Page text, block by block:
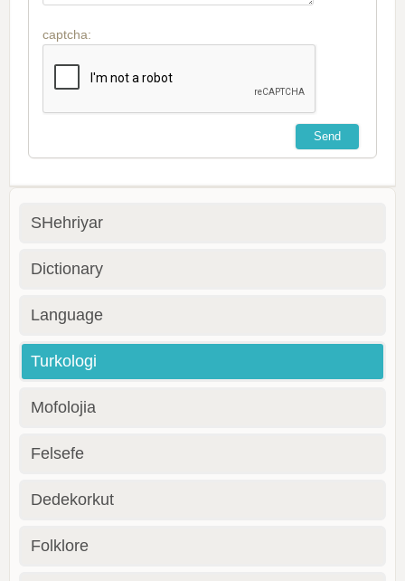
captcha:
SHehriyar
Dictionary
Language
Turkologi
Mofolojia
Felsefe
Dedekorkut
Folklore